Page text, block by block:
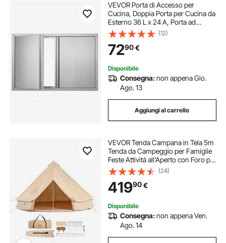
VEVOR Porta di Accesso per
Cucina, Doppia Porta per Cucina da
Esterno 36 L x 24 A, Porta ad
Incasso in Acciaio Inox ad Incasso,
per Isola BBQ, Stazione per
Grigliate, Armadietto da Esterno
(12)
7290€
Disponibile
Consegna:non appena Gio.
Ago. 13
Aggiungi al carrello
VEVOR Tenda Campana in Tela 5m
Tenda da Campeggio per Famiglie
Feste Attività all'Aperto con Foro per
Stufa a Legna e Borse di Stoccaggio
Capienza ca. 8 Persone, BBQ
Esterno, Gruppi all'Aperto, Caccia
(24)
41990€
Disponibile
Consegna:non appena Ven.
Ago. 14